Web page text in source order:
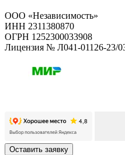
ООО «Независимость»
ИНН 2311380870
ОГРН 1252300033908
Лицензия № Л041-01126-23/
Оставить заявку